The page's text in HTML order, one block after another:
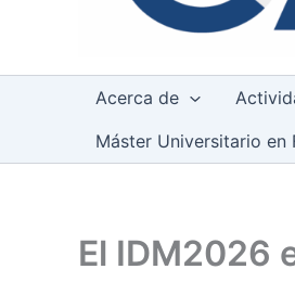
Acerca de
Máster Universitario en
El IDM2026